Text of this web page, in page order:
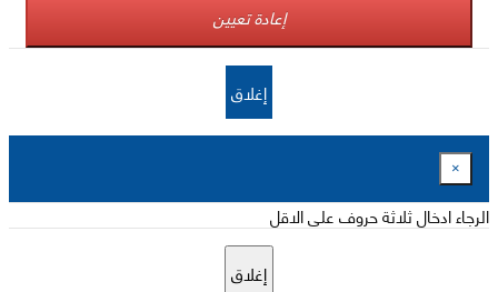
إعادة تعيين
إغلاق
×
الرجاء ادخال ثلاثة حروف على الاقل
إغلاق